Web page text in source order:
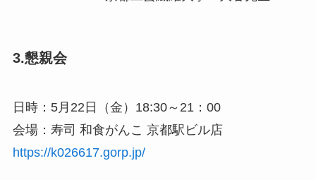
3.懇親会
日時：5月22日（金）18:30～21：00
会場：寿司 和食がんこ 京都駅ビル店
https://k026617.gorp.jp/